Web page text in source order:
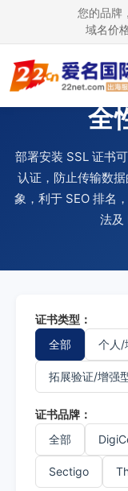
您的品牌
域名价
使用
全
部署安装 SSL 证书
认证，防止传输数
象，利于 SEO 排名
法及
证书类型：
全部
个人/
拓展验证/增强
证书品牌：
全部
Sectigo